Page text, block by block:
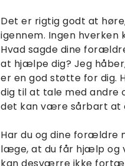
Det er rigtig godt at
igennem. Ingen
Hvad sagde dine
at hjælpe dig? Jeg
er en god støtte for dig.
dig til at tale med andre
det kan være sårbart at
Har du og dine forældre
læge, at du får hjælp og